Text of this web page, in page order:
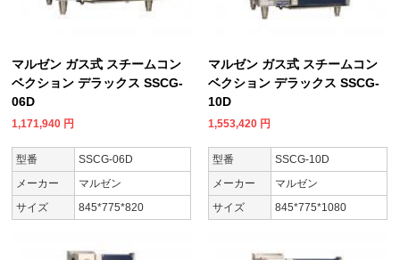
マルゼン ガス式 スチームコン
ベクション デラックス SSCG-
06D
1,171,940 円
型番
SSCG-06D
メーカー
マルゼン
サイズ
845*775*820
マルゼン ガス式 スチームコン
ベクション デラックス SSCG-
10D
1,553,420 円
型番
SSCG-10D
メーカー
マルゼン
サイズ
845*775*1080